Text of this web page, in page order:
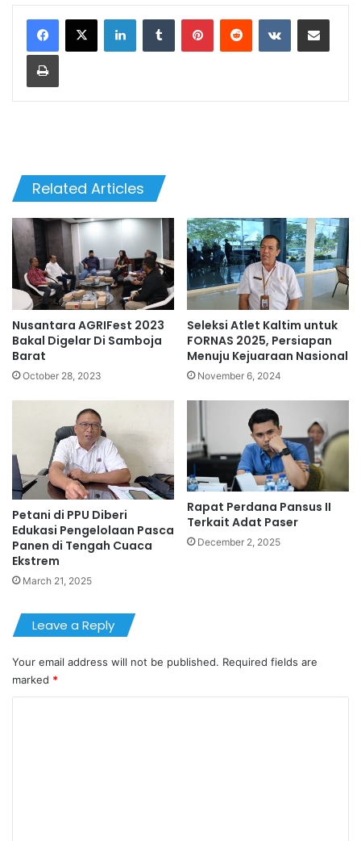
LinkedInTumblr PinterestReddit VKontakteShare via Email
Print
Related Articles
Nusantara AGRIFest 2023
Bakal Digelar Di Samboja
Barat
October 28, 2023
Seleksi Atlet Kaltim untuk
FORNAS 2025, Persiapan
Menuju Kejuaraan Nasional
November 6, 2024
Petani di PPU Diberi
Edukasi Pengelolaan Pasca
Panen di Tengah Cuaca
Ekstrem
March 21, 2025
Rapat Perdana Pansus II
Terkait Adat Paser
December 2, 2025
Leave a Reply
Your email address will not be published. Required fields are
marked *